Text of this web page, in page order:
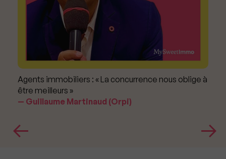
Agents immobiliers : « La concurrence nous oblige à
être meilleurs »
Guillaume Martinaud (Orpi)